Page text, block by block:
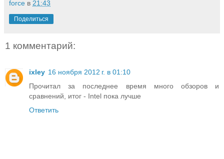
force в 21:43
Поделиться
1 комментарий:
ixley 16 ноября 2012 г. в 01:10
Прочитал за последнее время много обзоров и
сравнений, итог - Intel пока лучше
Ответить